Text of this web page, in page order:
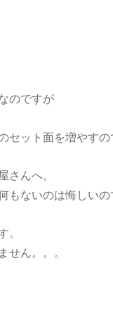
のですが
セット面を増やすの
さんへ。
もないのは悔しいの
。
せん。。。